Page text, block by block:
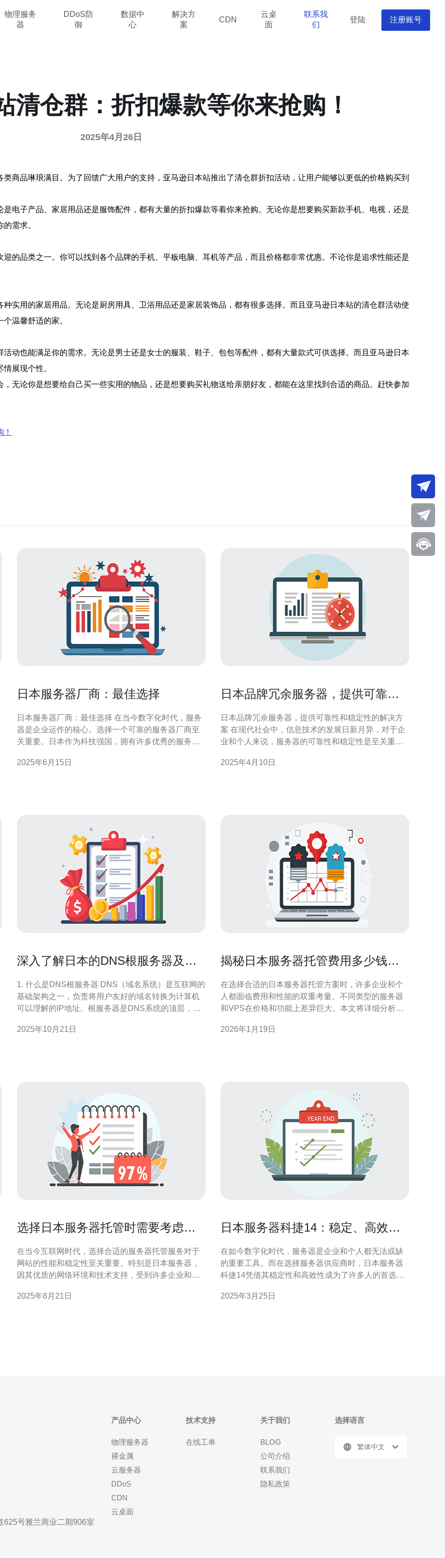
物理服务
器
DDoS防
御
数据中
心
解决方
案
CDN
云桌
面
联系我
们
登陆 注册账号
清仓群：折扣爆款等你来抢购！
2025年4月26日
商品琳琅满目。为了回馈广大用户的支持，亚马逊日本站推出了清仓群折扣活动，让用户能够以更低的价格购买到
电子产品、家居用品还是服饰配件，都有大量的折扣爆款等着你来抢购。无论你是想要购买新款手机、电视，还是
需求。
的品类之一。你可以找到各个品牌的手机、平板电脑、耳机等产品，而且价格都非常优惠。不论你是追求性能还是
实用的家居用品。无论是厨房用具、卫浴用品还是家居装饰品，都有很多选择。而且亚马逊日本站的清仓群活动使
温馨舒适的家。
动也能满足你的需求。无论是男士还是女士的服装、鞋子、包包等配件，都有大量款式可供选择。而且亚马逊日本
展现个性。
无论你是想要给自己买一些实用的物品，还是想要购买礼物送给亲朋好友，都能在这里找到合适的商品。赶快参加
日本服务器厂商：最佳选择
日本服务器厂商：最佳选择 在当今数字化时代，服务
器是企业运作的核心。选择一个可靠的服务器厂商至
关重要。日本作为科技强国，拥有许多优秀的服务器
服务器厂商在技术创新方面处于领先地位。他们不断
2025年6月15日
日本品牌冗余服务器，提供可靠性
日本品牌冗余服务器，提供可靠性和稳定性的解决方
案 在现代社会中，信息技术的发展日新月异，对于企
业和个人来说，服务器的可靠性和稳定性是至关重要
供了一种可靠性和稳定性的解决方案，成为了许多企
2025年4月10日
深入了解日本的DNS根服务器及其
1. 什么是DNS根服务器 DNS（域名系统）是互联网的
基础架构之一，负责将用户友好的域名转换为计算机
可以理解的IP地址。根服务器是DNS系统的顶层，负
的DNS根服务器在全球互联网中扮演着关键角色，确
2025年10月21日
揭秘日本服务器托管费用多少钱，
在选择合适的日本服务器托管方案时，许多企业和个
人都面临费用和性能的双重考量。不同类型的服务器
和VPS在价格和功能上差异巨大。本文将详细分析日
自己的服务提供商，特别是推荐德讯电讯，以其优质
2026年1月19日
选择日本服务器托管时需要考虑的
在当今互联网时代，选择合适的服务器托管服务对于
网站的性能和稳定性至关重要。特别是日本服务器，
因其优质的网络环境和技术支持，受到许多企业和个
要考虑的关键因素，并提供实际操作指南。 1. 确定需
2025年8月21日
日本服务器科捷14：稳定、高效的
在如今数字化时代，服务器是企业和个人都无法或缺
的重要工具。而在选择服务器供应商时，日本服务器
科捷14凭借其稳定性和高效性成为了许多人的首选。
器采用最新的硬件技术，并在设计和生产过程中经过
2025年3月25日
625号雅兰商业二期906室
产品中心
物理服务器
裸金属
云服务器
DDoS
CDN
云桌面
技术支持
在线工单
关于我们
BLOG
公司介绍
联系我们
隐私政策
选择语言
繁体中文